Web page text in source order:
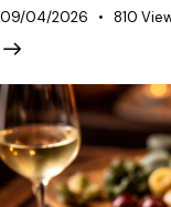
09/04/2026 810